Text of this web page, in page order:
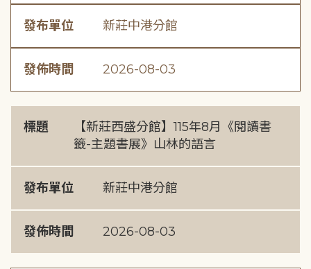
發布單位 新莊中港分館
發佈時間 2026-08-03
標題
【新莊西盛分館】115年8月《閱讀書
籤-主題書展》山林的語言
發布單位 新莊中港分館
發佈時間 2026-08-03